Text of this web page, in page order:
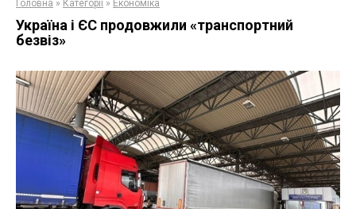
Головна » Категорії » Економіка
Україна і ЄС продовжили «транспортний
безвіз»